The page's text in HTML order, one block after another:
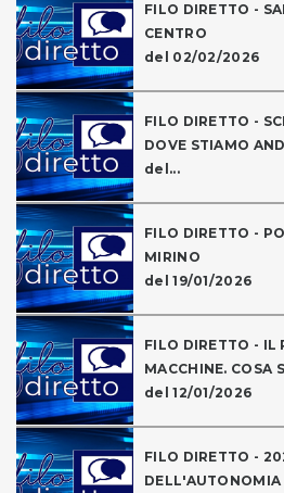
FILO DIRETTO -
CENTRO
del 02/02/2026
FILO DIRETTO -
DOVE STIAMO
del...
FILO DIRETTO -
MIRINO
del 19/01/2026
FILO DIRETTO - IL
MACCHINE. COSA
del 12/01/2026
FILO DIRETTO -
DELL'AUTONOMIA